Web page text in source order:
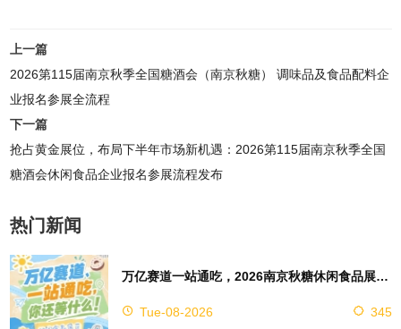
上一篇
2026第115届南京秋季全国糖酒会（南京秋糖） 调味品及食品配料企
业报名参展全流程
下一篇
抢占黄金展位，布局下半年市场新机遇：2026第115届南京秋季全国
糖酒会休闲食品企业报名参展流程发布
热门新闻
万亿赛道一站通吃，2026南京秋糖休闲食品展区4万㎡超大展馆等你来占位
Tue-08-2026 345